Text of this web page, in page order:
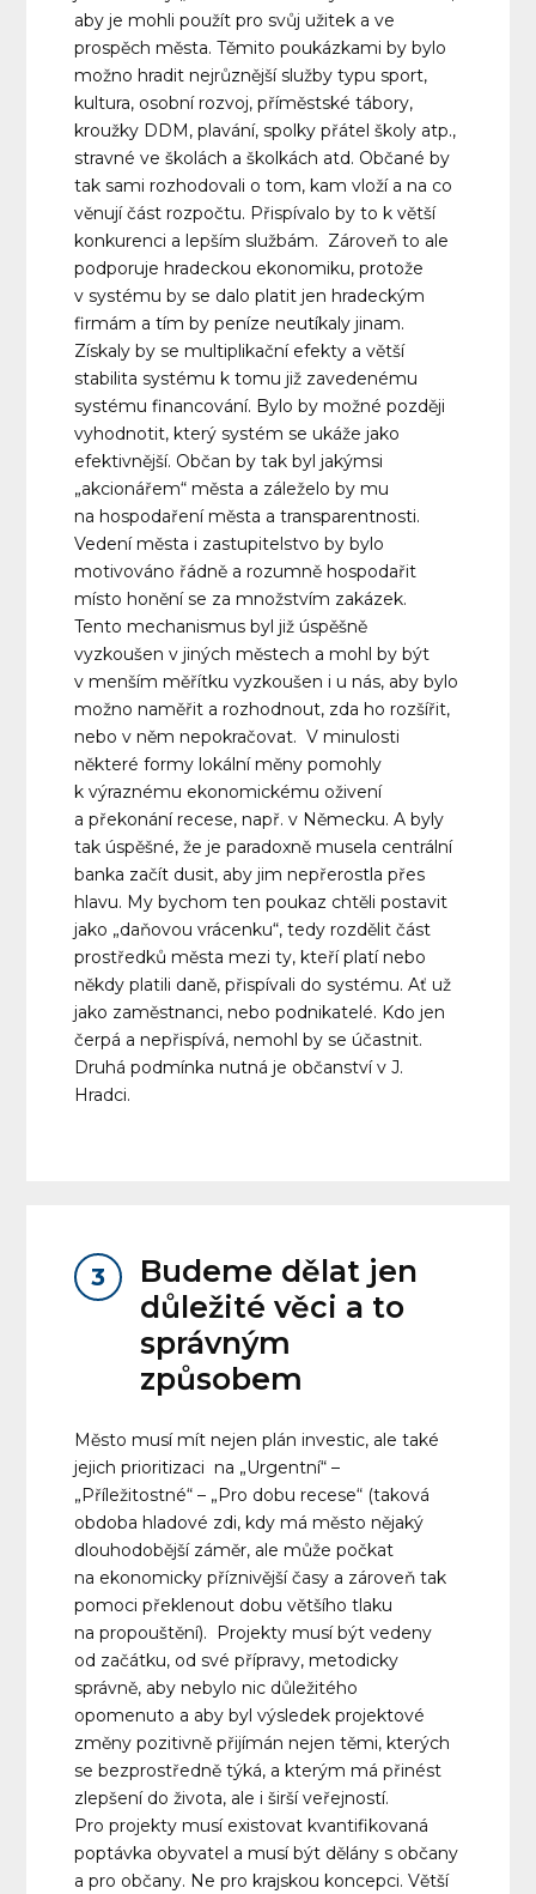
aby je mohli použít pro svůj užitek a ve
prospěch města. Těmito poukázkami by bylo
možno hradit nejrůznější služby typu sport,
kultura, osobní rozvoj, příměstské tábory,
kroužky DDM, plavání, spolky přátel školy atp.,
stravné ve školách a školkách atd. Občané by
tak sami rozhodovali o tom, kam vloží a na co
věnují část rozpočtu. Přispívalo by to k větší
konkurenci a lepším službám. Zároveň to ale
podporuje hradeckou ekonomiku, protože
v systému by se dalo platit jen hradeckým
firmám a tím by peníze neutíkaly jinam.
Získaly by se multiplikační efekty a větší
stabilita systému k tomu již zavedenému
systému financování. Bylo by možné později
vyhodnotit, který systém se ukáže jako
efektivnější. Občan by tak byl jakýmsi
„akcionářem“ města a záleželo by mu
na hospodaření města a transparentnosti.
Vedení města i zastupitelstvo by bylo
motivováno řádně a rozumně hospodařit
místo honění se za množstvím zakázek.
Tento mechanismus byl již úspěšně
vyzkoušen v jiných městech a mohl by být
v menším měřítku vyzkoušen i u nás, aby bylo
možno naměřit a rozhodnout, zda ho rozšířit,
nebo v něm nepokračovat. V minulosti
některé formy lokální měny pomohly
k výraznému ekonomickému oživení
a překonání recese, např. v Německu. A byly
tak úspěšné, že je paradoxně musela centrální
banka začít dusit, aby jim nepřerostla přes
hlavu. My bychom ten poukaz chtěli postavit
jako „daňovou vrácenku“, tedy rozdělit část
prostředků města mezi ty, kteří platí nebo
někdy platili daně, přispívali do systému. Ať už
jako zaměstnanci, nebo podnikatelé. Kdo jen
čerpá a nepřispívá, nemohl by se účastnit.
Druhá podmínka nutná je občanství v J.
Hradci.
3
Budeme dělat jen
důležité věci a to
správným
způsobem
Město musí mít nejen plán investic, ale také
jejich prioritizaci na „Urgentní“ –
„Příležitostné“ – „Pro dobu recese“ (taková
obdoba hladové zdi, kdy má město nějaký
dlouhodobější záměr, ale může počkat
na ekonomicky příznivější časy a zároveň tak
pomoci překlenout dobu většího tlaku
na propouštění). Projekty musí být vedeny
od začátku, od své přípravy, metodicky
správně, aby nebylo nic důležitého
opomenuto a aby byl výsledek projektové
změny pozitivně přijímán nejen těmi, kterých
se bezprostředně týká, a kterým má přinést
zlepšení do života, ale i širší veřejností.
Pro projekty musí existovat kvantifikovaná
poptávka obyvatel a musí být dělány s občany
a pro občany. Ne pro krajskou koncepci. Větší